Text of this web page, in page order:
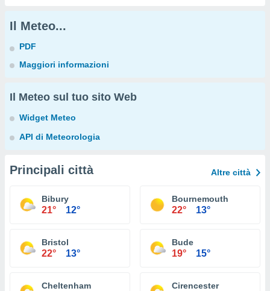
Il Meteo...
PDF
Maggiori informazioni
Il Meteo sul tuo sito Web
Widget Meteo
API di Meteorologia
Principali città Altre città
Bibury
21° 12°
Bournemouth
22° 13°
Bristol
22° 13°
Bude
19° 15°
Cheltenham Cirencester